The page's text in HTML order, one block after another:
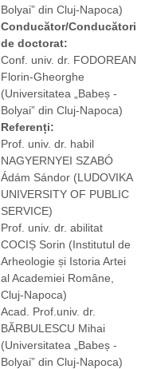
Bolyai” din Cluj-Napoca)
Conducător/Conducători
de doctorat:
Conf. univ. dr. FODOREAN
Florin-Gheorghe
(Universitatea „Babeș -
Bolyai” din Cluj-Napoca)
Referenți:
Prof. univ. dr. habil
NAGYERNYEI SZABÓ
Ádám Sándor (LUDOVIKA
UNIVERSITY OF PUBLIC
SERVICE)
Prof. univ. dr. abilitat
COCIȘ Sorin (Institutul de
Arheologie și Istoria Artei
al Academiei Române,
Cluj-Napoca)
Acad. Prof.univ. dr.
BĂRBULESCU Mihai
(Universitatea „Babeș -
Bolyai” din Cluj-Napoca)